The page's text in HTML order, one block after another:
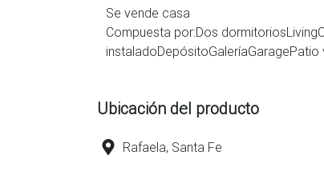
Se vende casa
Compuesta por:Dos
Ubicación del producto
Rafaela, Santa Fe